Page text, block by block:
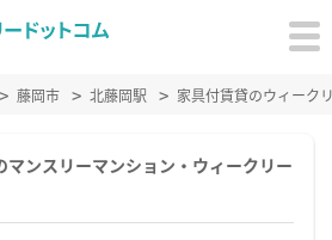
藤岡市 北藤岡駅 家具付賃貸のウィーク
ンスリーマンション・ウィークリー